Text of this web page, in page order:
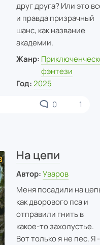
друг друга? Или это
и правда призрачный
шанс, как название
академии.
Жанр:
фэнтези
Год: 2025
0 1
На цепи
Автор: Уваров
Меня посадили на
как дворового пса и
отправили гнить в
какое-то захолустье.
Вот только я не пес. Я -